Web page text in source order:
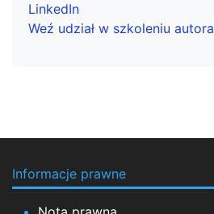
LinkedIn
Weź udział w szkoleniu autora
Informacje prawne